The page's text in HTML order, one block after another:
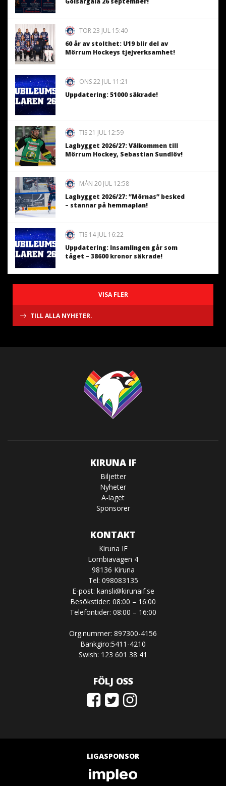
TOR 23 JUL 15:40
60 år av stolthet: U19 blir del av
Mörrum Hockeys tjejverksamhet!
ONS 22 JUL 11:21
Uppdatering: 51000 säkrade!
TIS 21 JUL 12:59
Lagbygget 2026/27: Välkommen till
Mörrum Hockey, Sebastian Sundlöv!
MÅN 20 JUL 12:58
Lagbygget 2026/27: ”Mörnas” besked
– stannar på hemmaplan!
TIS 14 JUL 16:22
Uppdatering: Insamlingen går som
tåget – 38600 kronor säkrade!
VISA FLER
TILL ALLA NYHETER.
KIRUNA IF
Biljetter
Nyheter
A-laget
Sponsorer
KONTAKT
Kiruna IF
Lombiavägen 4
98136 Kiruna
Tel: 098083135
E-post: kansli@kirunaif.se
Besökstider: 08:00 – 16:00
Telefontider: 08:00 – 16:00
Org.nummer: 897300-4156
Bankgiro:5411-4210
Swish: 123 601 38 41
FÖLJ OSS
LIGASPONSOR